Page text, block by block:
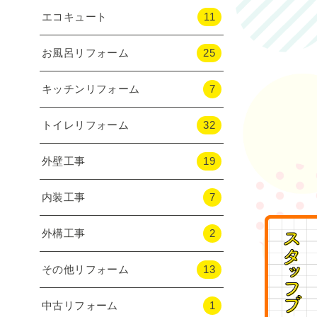
エコキュート 11
お風呂リフォーム 25
キッチンリフォーム 7
トイレリフォーム 32
外壁工事 19
内装工事 7
外構工事 2
その他リフォーム 13
中古リフォーム 1